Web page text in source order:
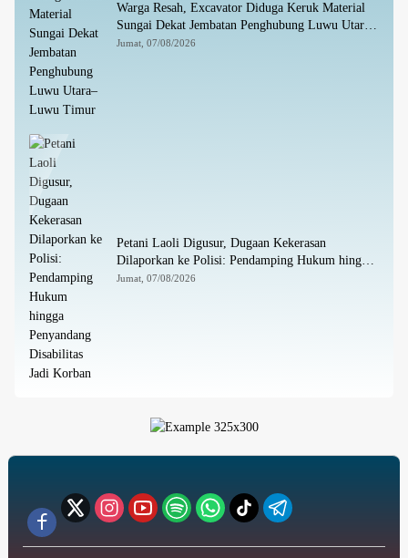
Warga Resah, Excavator Diduga Keruk Material
Sungai Dekat Jembatan Penghubung Luwu Utara–
Luwu Timur
Jumat, 07/08/2026
Petani Laoli Digusur, Dugaan Kekerasan
Dilaporkan ke Polisi: Pendamping Hukum hingga
Penyandang Disabilitas Jadi Korban
Jumat, 07/08/2026